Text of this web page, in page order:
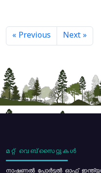
« Previous Next »
മറ്റ് വെബ്സൈറ്റുകൾ
നാഷണൽ പോർട്ടൽ ഓഫ് ഇന്ത്യ